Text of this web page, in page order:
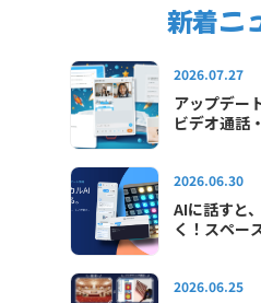
新着ニ
2026.07.27
アップデー
ビデオ通話
2026.06.30
AIに話すと
く！スペー
2026.06.25